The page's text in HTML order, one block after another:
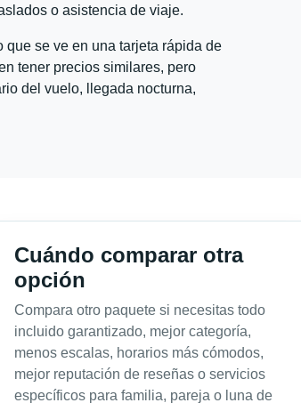
o asistencia de viaje.
que se ve en una tarjeta rápida de
tener precios similares, pero
del vuelo, llegada nocturna,
Cuándo comparar otra
opción
Compara otro paquete si necesitas todo
incluido garantizado, mejor categoría,
menos escalas, horarios más cómodos,
mejor reputación de reseñas o servicios
específicos para familia, pareja o luna de